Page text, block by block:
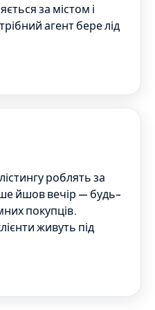
за містом і
агент бере лід
роблять за
йшов вечір — будь-
покупців.
живуть під